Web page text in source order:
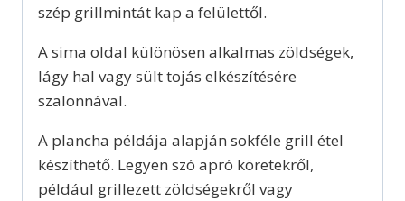
szép grillmintát kap a felülettől.
A sima oldal különösen alkalmas zöldségek,
lágy hal vagy sült tojás elkészítésére
szalonnával.
A plancha példája alapján sokféle grill étel
készíthető. Legyen szó apró köretekről,
például grillezett zöldségekről vagy